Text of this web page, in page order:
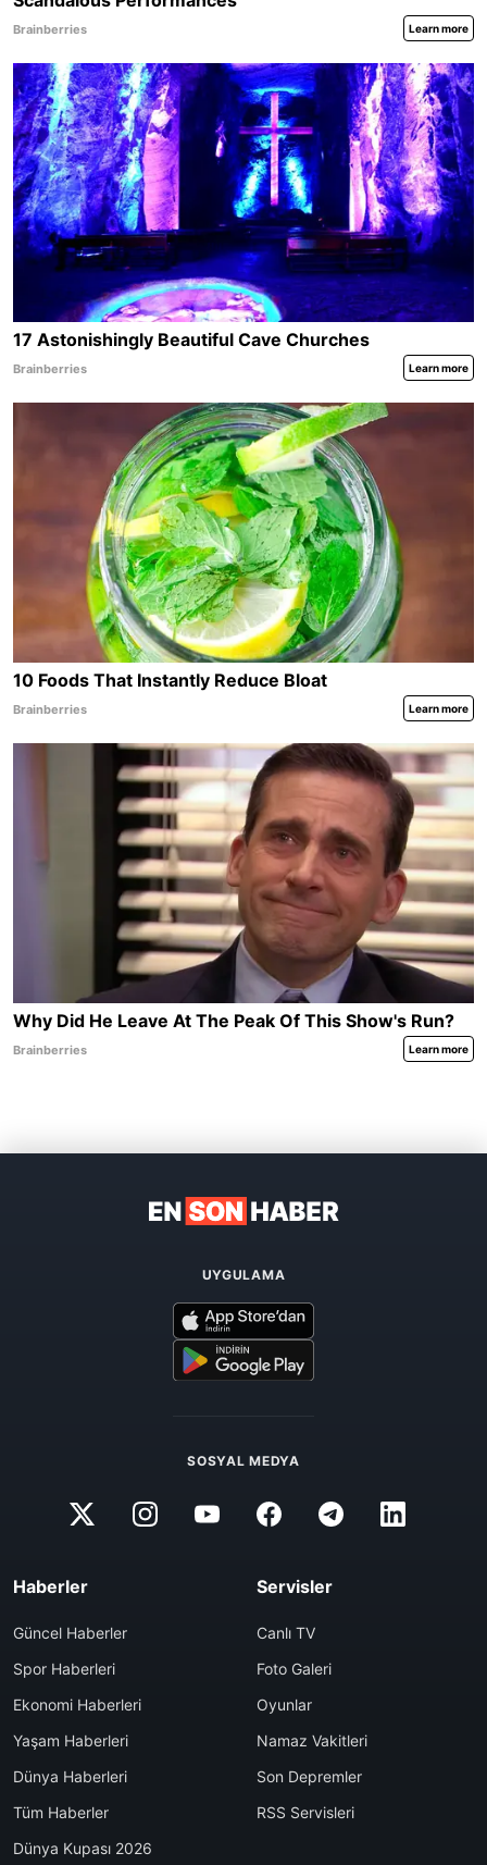
UYGULAMA
SOSYAL MEDYA
Haberler
Güncel Haberler
Spor Haberleri
Ekonomi Haberleri
Yaşam Haberleri
Dünya Haberleri
Tüm Haberler
Dünya Kupası 2026
Servisler
Canlı TV
Foto Galeri
Oyunlar
Namaz Vakitleri
Son Depremler
RSS Servisleri